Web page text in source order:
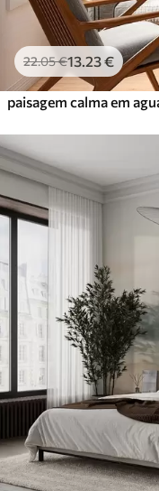
22.05€13 .23€